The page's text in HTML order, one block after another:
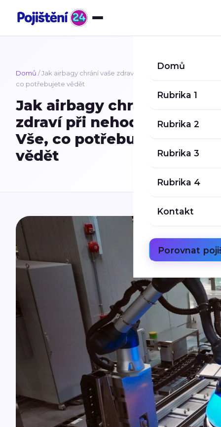
Domů
Rubrika 1
Rubrika 2
Rubrika 3
Rubrika 4
Kontakt
Porovnat
Domů / Jak airbagy chrání vaše zdraví při nehodách: Vše,
co potřebujete vědět
Jak airbagy chrání vaše
zdraví při nehodách:
Vše, co potřebujete
vědět